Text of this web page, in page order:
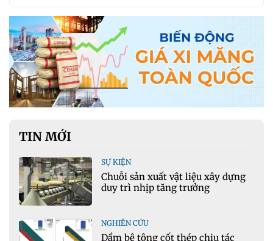
TIN MỚI
SỰ KIỆN
Chuỗi sản xuất vật liệu xây dựng
duy trì nhịp tăng trưởng
NGHIÊN CỨU
Dầm bê tông cốt thép chịu tác